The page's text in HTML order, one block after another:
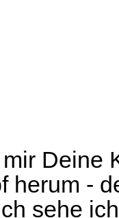
Deine
herum -
sehe